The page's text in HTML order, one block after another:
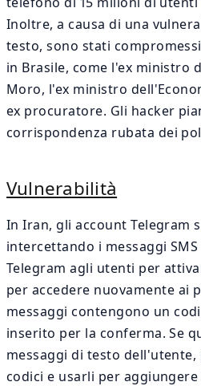
Inoltre, a causa di una
testo, sono stati
in Brasile, come l'ex ministro
Moro, l'ex ministro
ex procuratore. Gli hacker
corrispondenza rubata dei
Vulnerabilità
In Iran, gli account Telegram
intercettando i messaggi
Telegram agli utenti per
per accedere nuovamente ai
messaggi contengono un
inserito per la conferma. Se
messaggi di testo
codici e usarli per